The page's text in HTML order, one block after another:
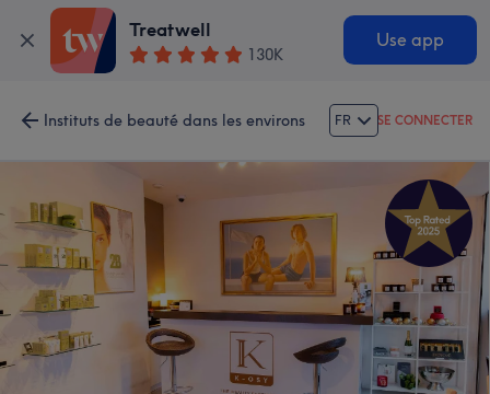
Treatwell
130K
Use app
Instituts de beauté dans les environs FR SE CONNECTER